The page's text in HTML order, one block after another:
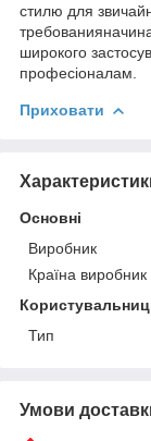
стилю для
широкого
професіоналам.
Приховати
Основні
Виробник
Країна виробник
Тип
Умови